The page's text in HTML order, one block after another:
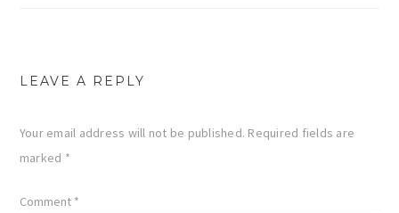
LEAVE A REPLY
Your email address will not be published. Required fields are
marked *
Comment *